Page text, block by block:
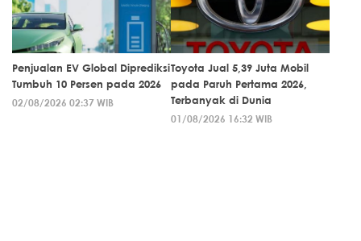
Penjualan EV Global Diprediksi
Tumbuh 10 Persen pada 2026
02/08/2026 02:37 WIB
Toyota Jual 5,39 Juta Mobil
pada Paruh Pertama 2026,
Terbanyak di Dunia
01/08/2026 16:32 WIB